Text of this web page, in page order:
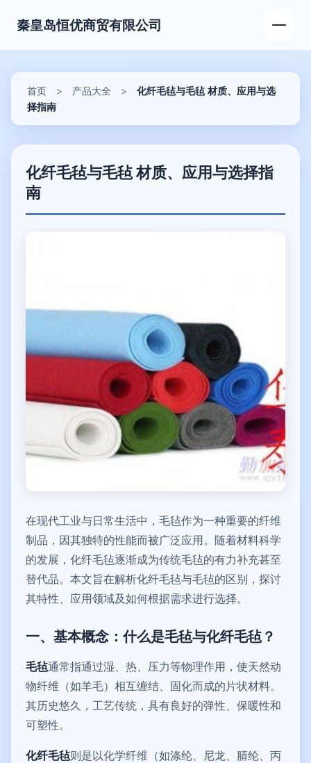
秦皇岛恒优商贸有限公司
首页 > 产品大全 >
化纤毛毡与毛毡 材质、应用与选
择指南
化纤毛毡与毛毡 材质、应用与选择指
南
在现代工业与日常生活中，毛毡作为一种重要的纤维
制品，因其独特的性能而被广泛应用。随着材料科学
的发展，化纤毛毡逐渐成为传统毛毡的有力补充甚至
替代品。本文旨在解析化纤毛毡与毛毡的区别，探讨
其特性、应用领域及如何根据需求进行选择。
一、基本概念：什么是毛毡与化纤毛毡？
毛毡通常指通过湿、热、压力等物理作用，使天然动
物纤维（如羊毛）相互缠结、固化而成的片状材料。
其历史悠久，工艺传统，具有良好的弹性、保暖性和
可塑性。
化纤毛毡则是以化学纤维（如涤纶、尼龙、腈纶、丙